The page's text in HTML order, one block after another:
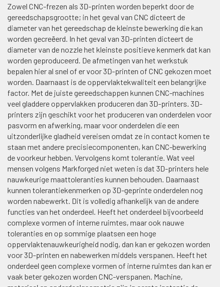
Zowel CNC-frezen als 3D-printen worden beperkt door de
gereedschapsgrootte; in het geval van CNC dicteert de
diameter van het gereedschap de kleinste bewerking die kan
worden gecreëerd. In het geval van 3D-printen dicteert de
diameter van de nozzle het kleinste positieve kenmerk dat kan
worden geproduceerd. De afmetingen van het werkstuk
bepalen hier al snel of er voor 3D-printen of CNC gekozen moet
worden. Daarnaast is de oppervlaktekwaliteit een belangrijke
factor. Met de juiste gereedschappen kunnen CNC-machines
veel gladdere oppervlakken produceren dan 3D-printers. 3D-
printers zijn geschikt voor het produceren van onderdelen voor
pasvorm en afwerking, maar voor onderdelen die een
uitzonderlijke gladheid vereisen omdat ze in contact komen te
staan met andere precisiecomponenten, kan CNC-bewerking
de voorkeur hebben. Vervolgens komt tolerantie. Wat veel
mensen volgens Markforged niet weten is dat 3D-printers hele
nauwkeurige maattoleranties kunnen behouden. Daarnaast
kunnen tolerantiekenmerken op 3D-geprinte onderdelen nog
worden nabewerkt. Dit is volledig afhankelijk van de andere
functies van het onderdeel. Heeft het onderdeel bijvoorbeeld
complexe vormen of interne ruimtes, maar ook nauwe
toleranties en op sommige plaatsen een hoge
oppervlaktenauwkeurigheid nodig, dan kan er gekozen worden
voor 3D-printen en nabewerken middels verspanen. Heeft het
onderdeel geen complexe vormen of interne ruimtes dan kan er
vaak beter gekozen worden CNC-verspanen. Machine,